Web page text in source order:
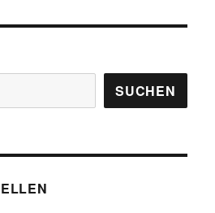
SUCHEN